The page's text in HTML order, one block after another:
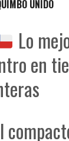
UNIDO
Lo
en